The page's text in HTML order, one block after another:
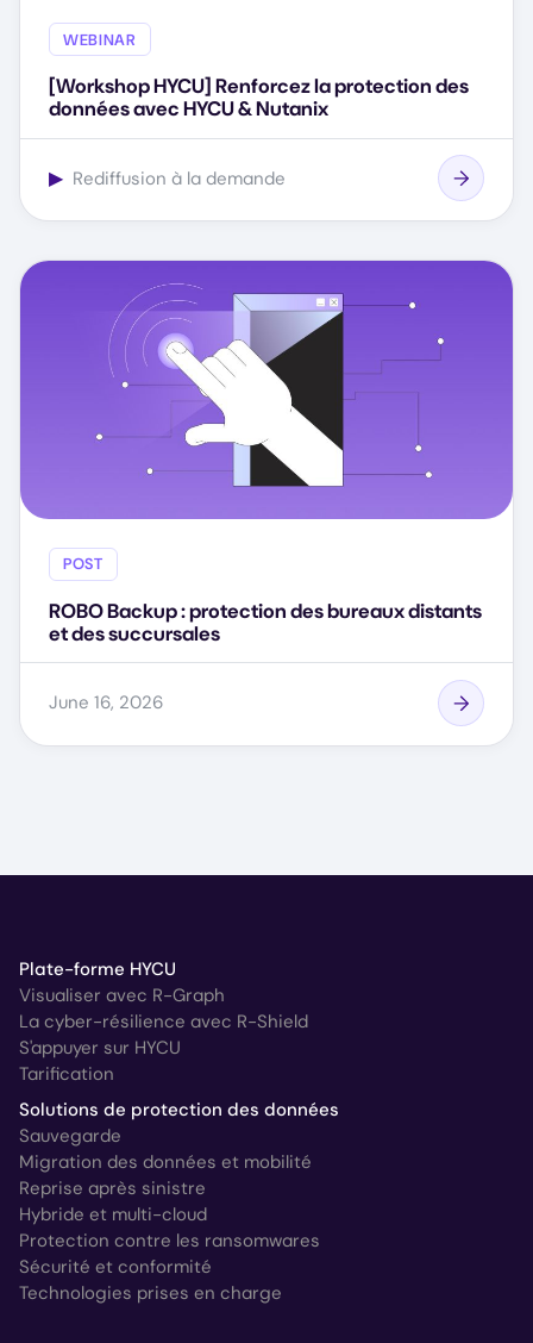
WEBINAR
[Workshop HYCU] Renforcez la protection des
données avec HYCU & Nutanix
▶ Rediffusion à la demande
POST
ROBO Backup : protection des bureaux distants
et des succursales
June 16, 2026
Plate-forme HYCU
Visualiser avec R-Graph
La cyber-résilience avec R-Shield
S'appuyer sur HYCU
Tarification
Solutions de protection des données
Sauvegarde
Migration des données et mobilité
Reprise après sinistre
Hybride et multi-cloud
Protection contre les ransomwares
Sécurité et conformité
Technologies prises en charge